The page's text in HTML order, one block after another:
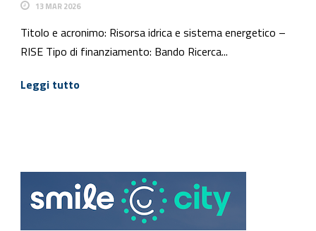
13 MAR 2026
Titolo e acronimo: Risorsa idrica e sistema energetico –
RISE Tipo di finanziamento: Bando Ricerca...
Leggi tutto